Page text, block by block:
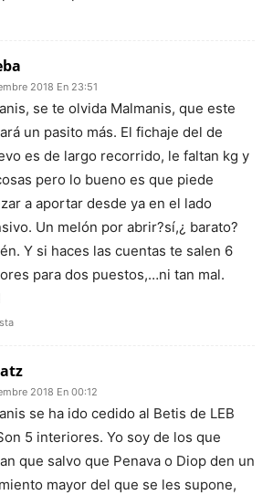
2018 En 23:51
se te olvida Malmanis, que este
un pasito más. El fichaje del de
es de largo recorrido, le faltan kg y
pero lo bueno es que piede
a aportar desde ya en el lado
Un melón por abrir?sí,¿ barato?
Y si haces las cuentas te salen 6
para dos puestos,…ni tan mal.
2018 En 00:12
se ha ido cedido al Betis de LEB
5 interiores. Yo soy de los que
que salvo que Penava o Diop den un
mayor del que se les supone,